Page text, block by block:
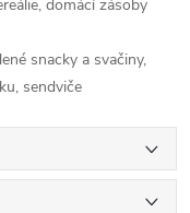
domácí zásoby
snacky a svačiny,
sendviče